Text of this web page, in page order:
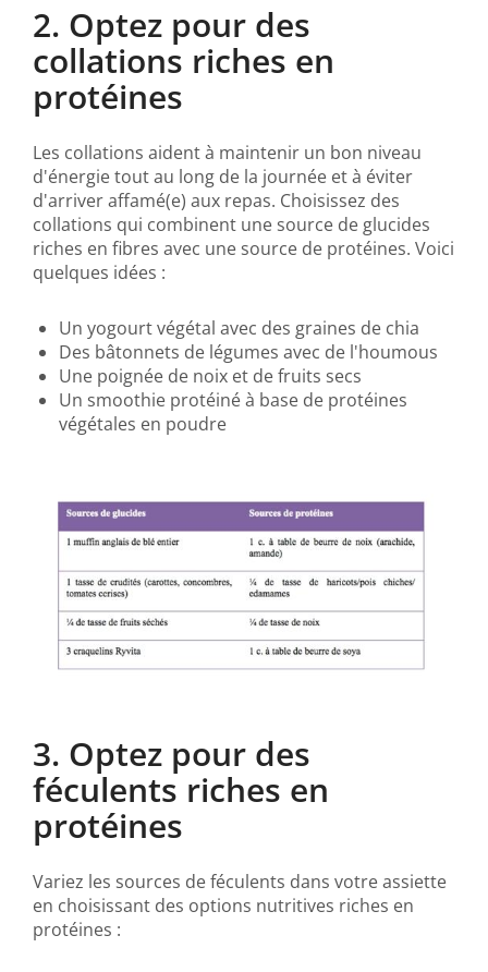
2. Optez pour des
collations riches en
protéines
Les collations aident à maintenir un bon niveau
d'énergie tout au long de la journée et à éviter
d'arriver affamé(e) aux repas. Choisissez des
collations qui combinent une source de glucides
riches en fibres avec une source de protéines. Voici
quelques idées :
Un yogourt végétal avec des graines de chia
Des bâtonnets de légumes avec de l'houmous
Une poignée de noix et de fruits secs
Un smoothie protéiné à base de protéines
végétales en poudre
3. Optez pour des
féculents riches en
protéines
Variez les sources de féculents dans votre assiette
en choisissant des options nutritives riches en
protéines :